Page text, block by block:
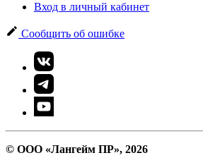
Вход в личный кабинет
Сообщить об ошибке
© ООО «Лангейм ПР», 2026